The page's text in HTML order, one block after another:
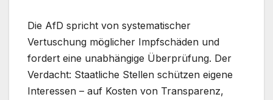
Die AfD spricht von systematischer
Vertuschung möglicher Impfschäden und
fordert eine unabhängige Überprüfung. Der
Verdacht: Staatliche Stellen schützen eigene
Interessen – auf Kosten von Transparenz,